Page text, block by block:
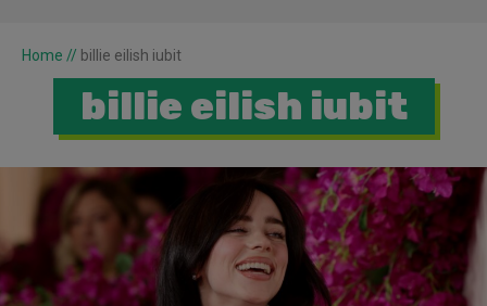
Home // billie eilish iubit
billie eilish iubit